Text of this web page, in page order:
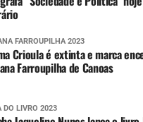
FARROUPILHA 2023
Crioula é extinta e marca
Farroupilha de Canoas
DO LIVRO 2023